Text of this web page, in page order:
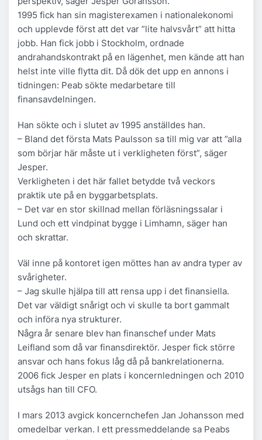
1995 fick han sin magisterexamen i nationalekonomi
och upplevde först att det var ”lite halvsvårt” att hitta
jobb. Han fick jobb i Stockholm, ordnade
andrahandskontrakt på en lägenhet, men kände att han
helst inte ville flytta dit. Då dök det upp en annons i
tidningen: Peab sökte medarbetare till
finansavdelningen.
Han sökte och i slutet av 1995 anställdes han.
– Bland det första Mats Paulsson sa till mig var att ”alla
som börjar här måste ut i verkligheten först”, säger
Jesper.
Verkligheten i det här fallet betydde två veckors
praktik ute på en byggarbetsplats.
– Det var en stor skillnad mellan förläsningssalar i
Lund och ett vindpinat bygge i Limhamn, säger han
och skrattar.
Väl inne på kontoret igen möttes han av andra typer av
svårigheter.
– Jag skulle hjälpa till att rensa upp i det finansiella.
Det var väldigt snårigt och vi skulle ta bort gammalt
och införa nya strukturer.
Några år senare blev han finanschef under Mats
Leifland som då var finansdirektör. Jesper fick större
ansvar och hans fokus låg då på bankrelationerna.
2006 fick Jesper en plats i koncernledningen och 2010
utsågs han till CFO.
I mars 2013 avgick koncernchefen Jan Johansson med
omedelbar verkan. I ett pressmeddelande sa Peabs